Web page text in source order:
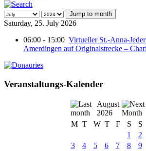
Jump to month
Saturday, 25. July 2026
06:00 - 15:00 Virtueller St.-Anna-
Amerdingen auf Originalstrecke –
Veranstaltungs-Kalender
August
2026
M T W T F S
S
1
2
3
4 5 6 7 8
9